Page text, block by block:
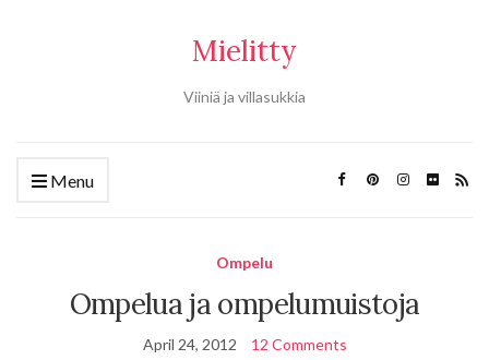
Mielitty
Viiniä ja villasukkia
Menu
Ompelu
Ompelua ja ompelumuistoja
April 24, 2012 12 Comments